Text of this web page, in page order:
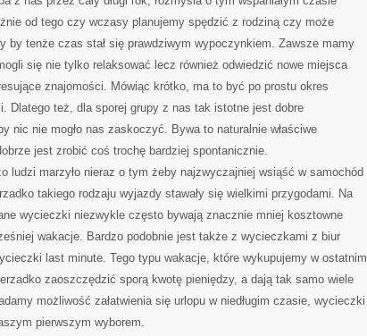
od tego czy wczasy planujemy spędzić z rodziną czy może
by tenże czas stał się prawdziwym wypoczynkiem. Zawsze mamy
się nie tylko relaksować lecz również odwiedzić nowe miejsca
znajomości. Mówiąc krótko, ma to być po prostu okres
Dlatego też, dla sporej grupy z nas tak istotne jest dobre
nic nie mogło nas zaskoczyć. Bywa to naturalnie właściwe
jest zrobić coś trochę bardziej spontanicznie.
ludzi marzyło nieraz o tym żeby najzwyczajniej wsiąść w samochód
takiego rodzaju wyjazdy stawały się wielkimi przygodami. Na
wycieczki niezwykle często bywają znacznie mniej kosztowne
wakacje. Bardzo podobnie jest także z wycieczkami z biur
last minute. Tego typu wakacje, które wykupujemy w ostatnim
zaoszczędzić sporą kwotę pieniędzy, a dają tak samo wiele
możliwość załatwienia się urlopu w niedługim czasie, wycieczki
pierwszym wyborem.